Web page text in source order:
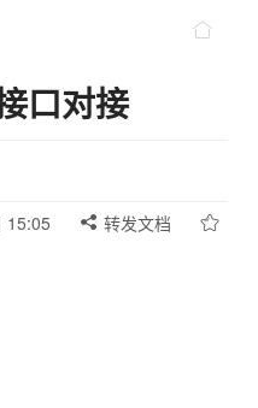
口对接
15:05
转发文档